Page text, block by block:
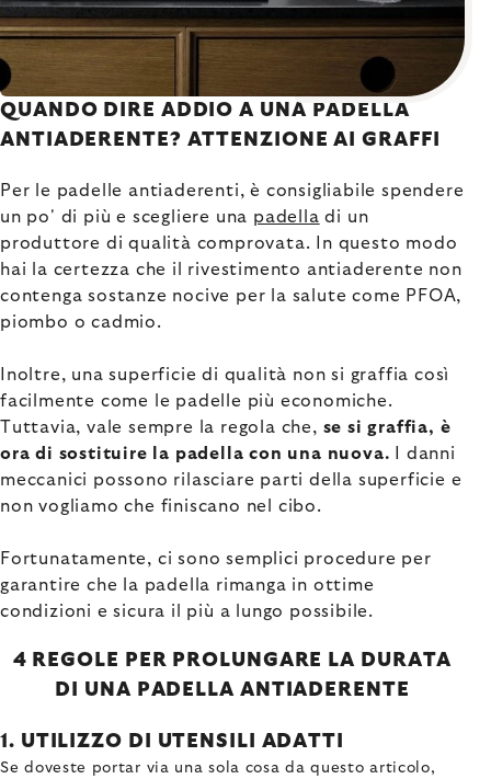
QUANDO DIRE ADDIO A UNA PADELLA
ANTIADERENTE? ATTENZIONE AI GRAFFI
Per le padelle antiaderenti, è consigliabile spendere
un po' di più e scegliere una padella di un
produttore di qualità comprovata. In questo modo
hai la certezza che il rivestimento antiaderente non
contenga sostanze nocive per la salute come PFOA,
piombo o cadmio.
Inoltre, una superficie di qualità non si graffia così
facilmente come le padelle più economiche.
Tuttavia, vale sempre la regola che, se si graffia, è
ora di sostituire la padella con una nuova. I danni
meccanici possono rilasciare parti della superficie e
non vogliamo che finiscano nel cibo.
Fortunatamente, ci sono semplici procedure per
garantire che la padella rimanga in ottime
condizioni e sicura il più a lungo possibile.
4 REGOLE PER PROLUNGARE LA DURATA
DI UNA PADELLA ANTIADERENTE
1. UTILIZZO DI UTENSILI ADATTI
Se doveste portar via una sola cosa da questo articolo,